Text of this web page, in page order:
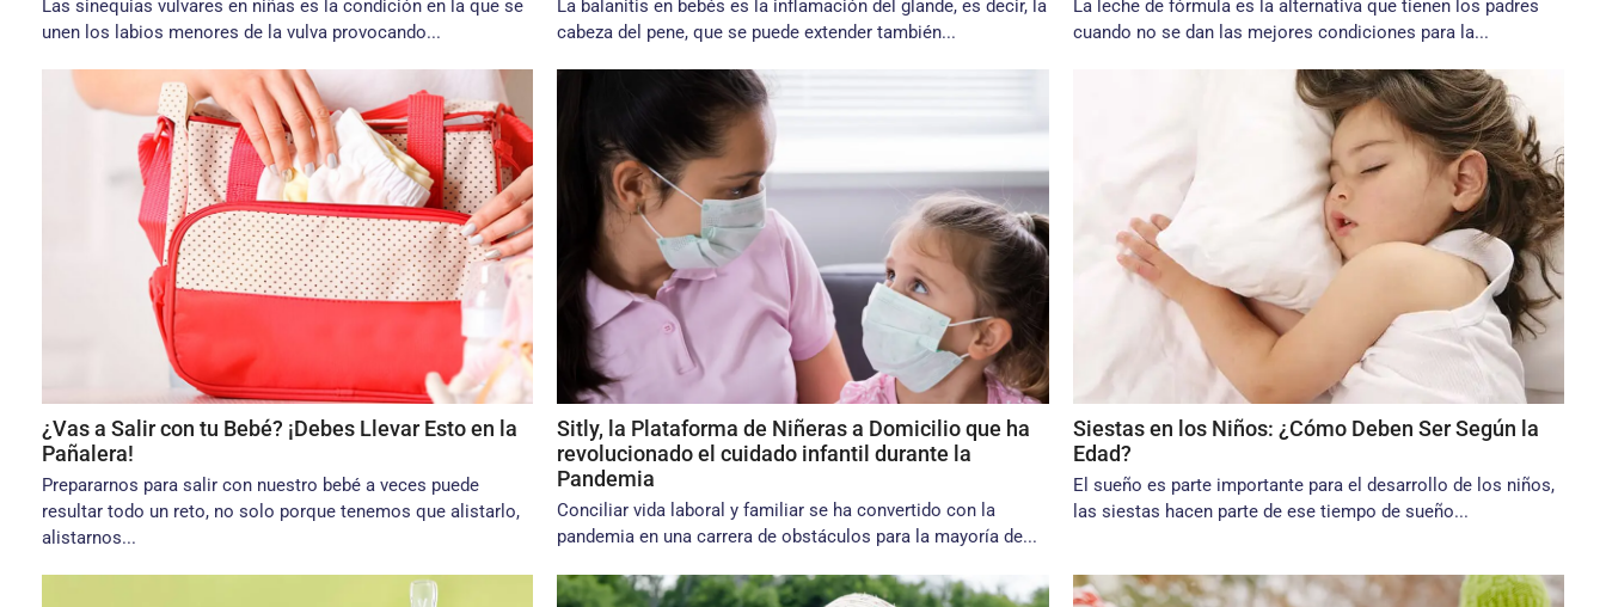
Las sinequias vulvares en niñas es la condición en la que se
unen los labios menores de la vulva provocando...
La balanitis en bebés es la inflamación del glande, es decir, la
cabeza del pene, que se puede extender también...
La leche de fórmula es la alternativa que tienen los padres
cuando no se dan las mejores condiciones para la...
¿Vas a Salir con tu Bebé? ¡Debes Llevar Esto en la
Pañalera!
Prepararnos para salir con nuestro bebé a veces puede
resultar todo un reto, no solo porque tenemos que alistarlo,
alistarnos...
Sitly, la Plataforma de Niñeras a Domicilio que ha
revolucionado el cuidado infantil durante la
Pandemia
Conciliar vida laboral y familiar se ha convertido con la
pandemia en una carrera de obstáculos para la mayoría de...
Siestas en los Niños: ¿Cómo Deben Ser Según la
Edad?
El sueño es parte importante para el desarrollo de los niños,
las siestas hacen parte de ese tiempo de sueño...